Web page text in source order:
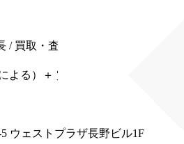
/ 買取・査定 / 個人営業
よる）＋ 賞与
ウェストプラザ長野ビル1F